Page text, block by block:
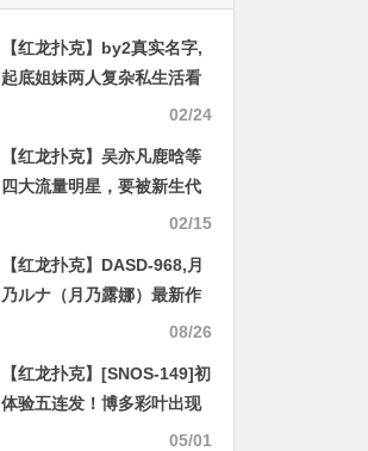
【红龙扑克】by2真实名字,
起底姐妹两人复杂私生活看
02/24
【红龙扑克】吴亦凡鹿晗等
四大流量明星，要被新生代
02/15
【红龙扑克】DASD-968,月
乃ルナ（月乃露娜）最新作
08/26
【红龙扑克】[SNOS-149]初
体验五连发！博多彩叶出现
了未曾有过的高潮表情！05/01